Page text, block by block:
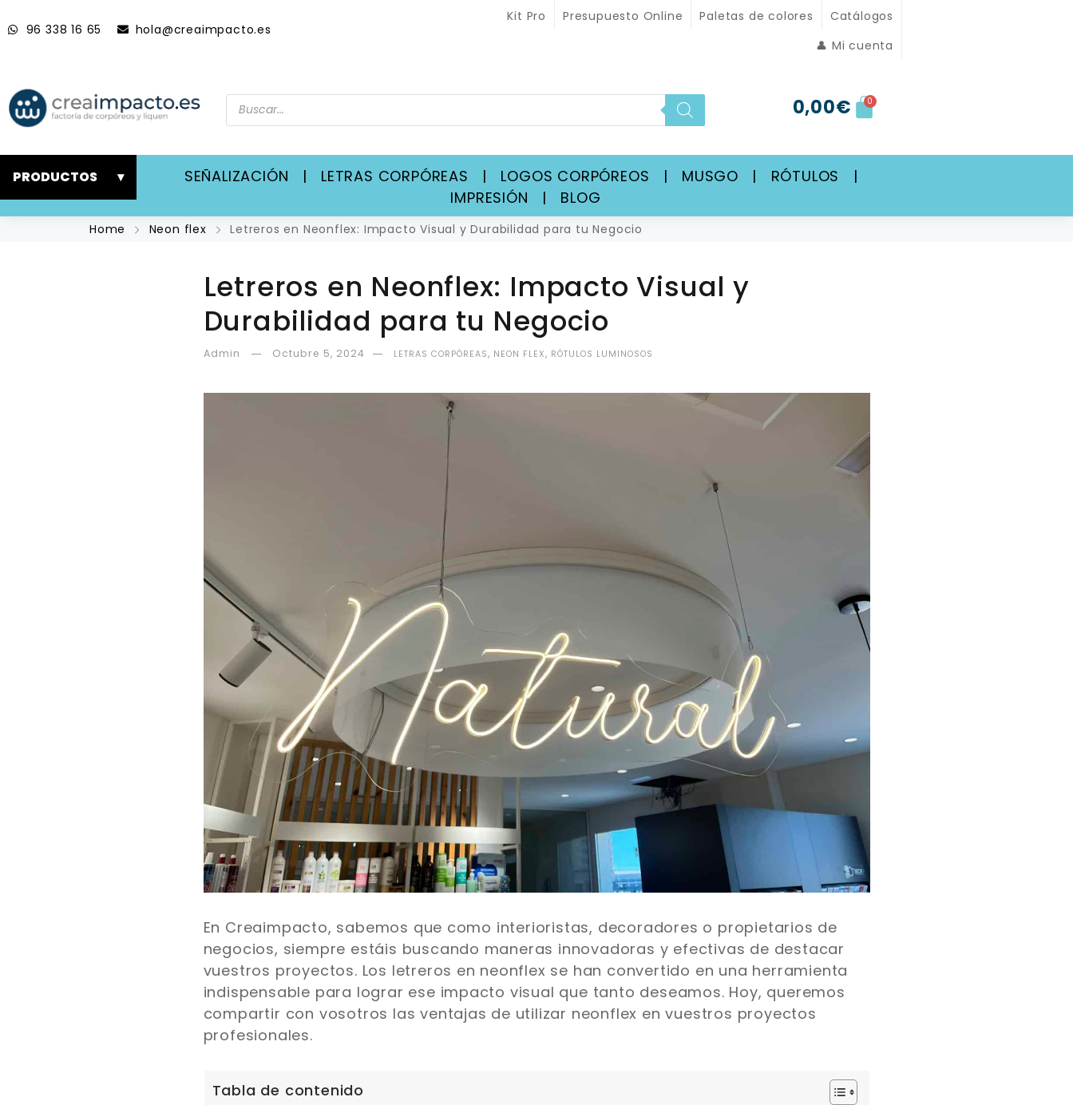
96 338 16 65 hola@creaimpacto.es
Kit Pro Presupuesto Online Paletas de colores
Catálogos
👤 Mi cuenta
0,00€ 0
PRODUCTOS ▾ SEÑALIZACIÓN | LETRAS CORPÓREAS | LOGOS CORPÓREOS | MUSGO | RÓTULOS |
IMPRESIÓN | BLOG
Home Neon flex Letreros en Neonflex: Impacto Visual y Durabilidad para tu Negocio
Letreros en Neonflex: Impacto Visual y
Durabilidad para tu Negocio
Admin Octubre 5, 2024 LETRAS CORPÓREAS, NEON FLEX, RÓTULOS LUMINOSOS
En Creaimpacto, sabemos que como interioristas, decoradores o propietarios de
negocios, siempre estáis buscando maneras innovadoras y efectivas de destacar
vuestros proyectos. Los letreros en neonflex se han convertido en una herramienta
indispensable para lograr ese impacto visual que tanto deseamos. Hoy, queremos
compartir con vosotros las ventajas de utilizar neonflex en vuestros proyectos
profesionales.
Tabla de contenido